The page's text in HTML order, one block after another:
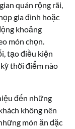
quán rộng rãi,
gia đình hoặc
khoảng
món chọn.
tạo điều kiện
thời điểm nào
đến những
không nên
món ăn đặc